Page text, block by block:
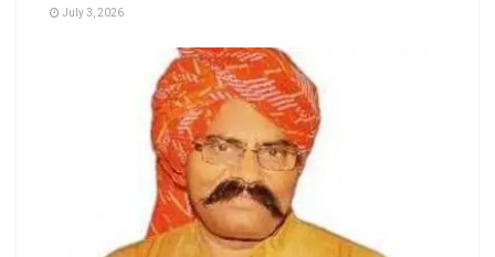
July 3, 2026